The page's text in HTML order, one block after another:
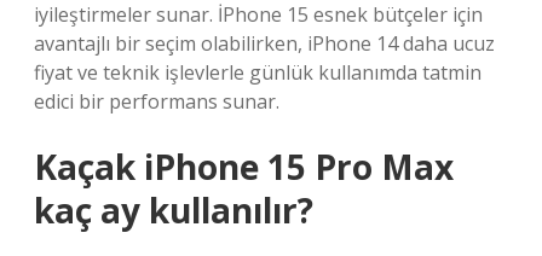
iyileştirmeler sunar. İPhone 15 esnek bütçeler için
avantajlı bir seçim olabilirken, iPhone 14 daha ucuz
fiyat ve teknik işlevlerle günlük kullanımda tatmin
edici bir performans sunar.
Kaçak iPhone 15 Pro Max
kaç ay kullanılır?